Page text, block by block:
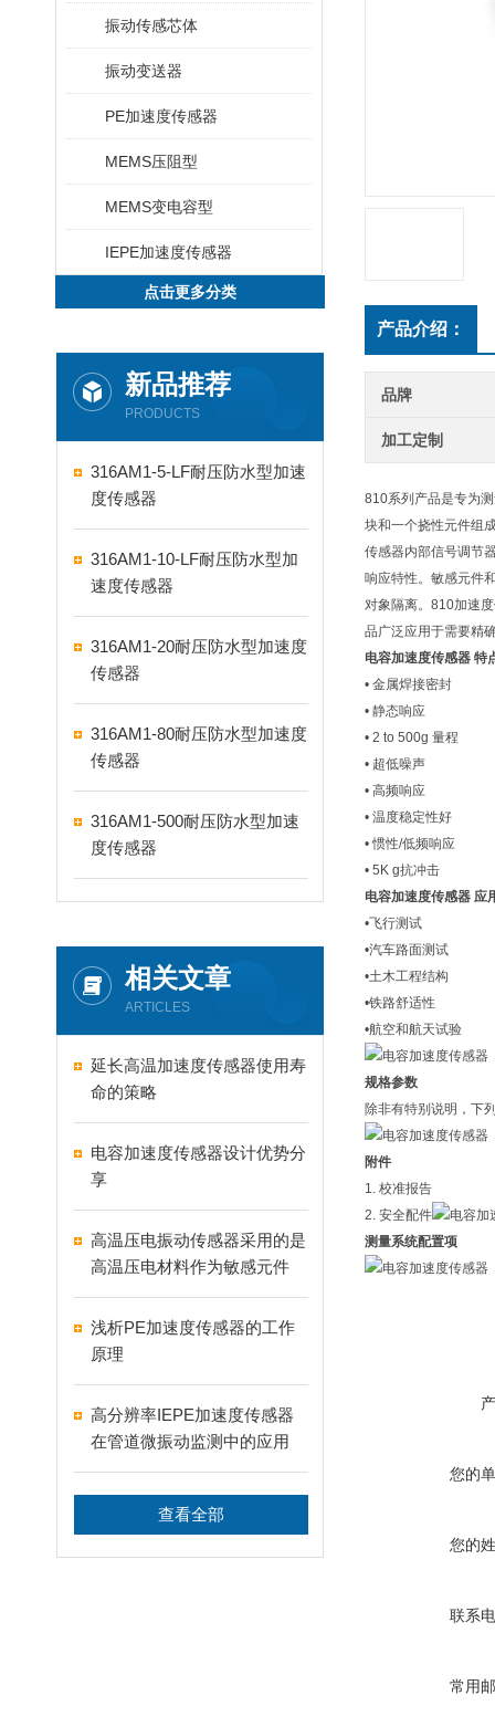
振动传感芯体
振动变送器
PE加速度传感器
MEMS压阻型
MEMS变电容型
IEPE加速度传感器
点击更多分类
新品推荐
PRODUCTS
316AM1-5-LF耐压防水型加速
度传感器
316AM1-10-LF耐压防水型加
速度传感器
316AM1-20耐压防水型加速度
传感器
316AM1-80耐压防水型加速度
传感器
316AM1-500耐压防水型加速
度传感器
相关文章
ARTICLES
延长高温加速度传感器使用寿
命的策略
电容加速度传感器设计优势分
享
高温压电振动传感器采用的是
高温压电材料作为敏感元件
浅析PE加速度传感器的工作
原理
高分辨率IEPE加速度传感器
在管道微振动监测中的应用
查看全部
产品介绍：
品牌
加工定制
810系列产品是专为
块和一个挠性元件组
传感器内部信号调节
响应特性。敏感元件
对象隔离。810加速
品广泛应用于需要精
电容加速度传感器 特
• 金属焊接密封
• 静态响应
• 2 to 500g 量程
• 超低噪声
• 高频响应
• 温度稳定性好
• 惯性/低频响应
• 5K g抗冲击
电容加速度传感器 应
•飞行测试
•汽车路面测试
•土木工程结构
•铁路舒适性
•航空和航天试验
规格参数
除非有特别说明，下
附件
1. 校准报告
2. 安全配件
测量系统配置项
您的
您的
联系
常用